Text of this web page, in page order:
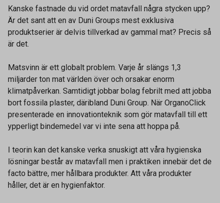
Kanske fastnade du vid ordet matavfall några stycken upp?
Är det sant att en av Duni Groups mest exklusiva
produktserier är delvis tillverkad av gammal mat? Precis så
är det.
Matsvinn är ett globalt problem. Varje år slängs 1,3
miljarder ton mat världen över och orsakar enorm
klimatpåverkan. Samtidigt jobbar bolag febrilt med att jobba
bort fossila plaster, däribland Duni Group. När OrganoClick
presenterade en innovationteknik som gör matavfall till ett
ypperligt bindemedel var vi inte sena att hoppa på.
I teorin kan det kanske verka snuskigt att våra hygienska
lösningar består av matavfall men i praktiken innebär det de
facto bättre, mer hållbara produkter. Att våra produkter
håller, det är en hygienfaktor.